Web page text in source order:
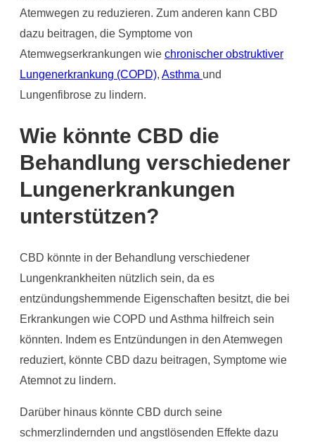
Atemwegen zu reduzieren. Zum anderen kann CBD
dazu beitragen, die Symptome von
Atemwegserkrankungen wie chronischer obstruktiver
Lungenerkrankung (COPD), Asthma und
Lungenfibrose zu lindern.
Wie könnte CBD die
Behandlung verschiedener
Lungenerkrankungen
unterstützen?
CBD könnte in der Behandlung verschiedener
Lungenkrankheiten nützlich sein, da es
entzündungshemmende Eigenschaften besitzt, die bei
Erkrankungen wie COPD und Asthma hilfreich sein
könnten. Indem es Entzündungen in den Atemwegen
reduziert, könnte CBD dazu beitragen, Symptome wie
Atemnot zu lindern.
Darüber hinaus könnte CBD durch seine
schmerzlindernden und angstlösenden Effekte dazu